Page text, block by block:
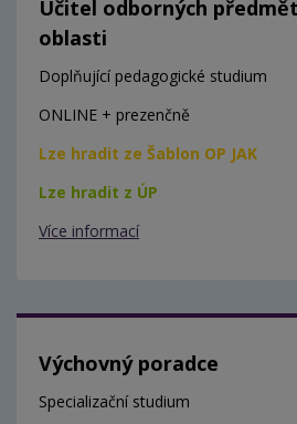
Učitel odborných
oblasti
Doplňující pedagogické studium
ONLINE + prezenčně
Lze hradit ze Šablon OP JAK
Lze hradit z ÚP
Více informací
Výchovný poradce
Specializační studium